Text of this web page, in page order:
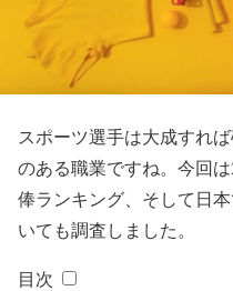
スポーツ選手は大成すれ
のある職業ですね。今回
俸ランキング、そして日
いても調査しました。
目次